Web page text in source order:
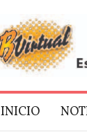
INICIO